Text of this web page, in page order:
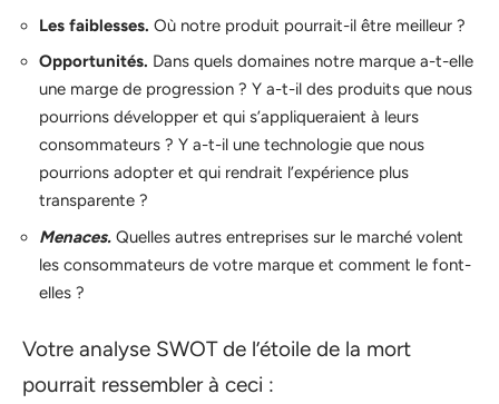
Les faiblesses. Où notre produit pourrait-il être meilleur ?
Opportunités. Dans quels domaines notre marque a-t-elle
une marge de progression ? Y a-t-il des produits que nous
pourrions développer et qui s’appliqueraient à leurs
consommateurs ? Y a-t-il une technologie que nous
pourrions adopter et qui rendrait l’expérience plus
transparente ?
Menaces. Quelles autres entreprises sur le marché volent
les consommateurs de votre marque et comment le font-
elles ?
Votre analyse SWOT de l’étoile de la mort
pourrait ressembler à ceci :